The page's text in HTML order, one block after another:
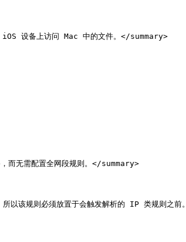
设备上访问 Mac 中的文件。</summary>
无需配置全网段规则。</summary>
以该规则必须放置于会触发解析的 IP 类规则之前。